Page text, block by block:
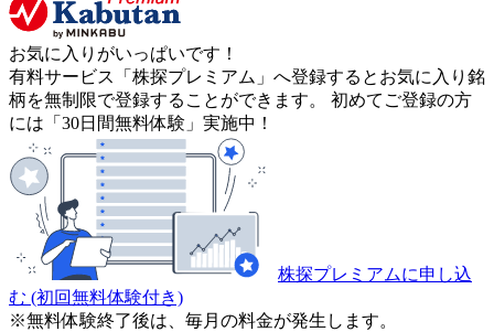
お気に入りがいっぱいです！
有料サービス「株探プレミアム」へ登録するとお気に入り銘
柄を無制限で登録することができます。 初めてご登録の方
には「30日間無料体験」実施中！
株探プレミアムに申し込
む (初回無料体験付き)
※無料体験終了後は、毎月の料金が発生します。